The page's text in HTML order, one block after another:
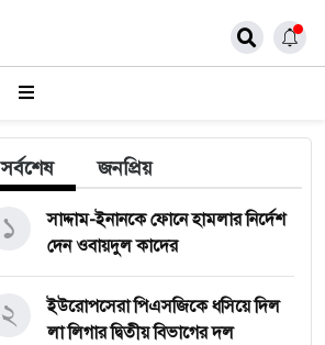
সর্বশেষ জনপ্রিয়
সাদ্দাম-ইনানকে ফোনে হামলার নির্দেশ
দেন ওবায়দুল কাদের
১
ইউরোপসেরা পিএসজিকে ধসিয়ে দিল
লা লিগার দ্বিতীয় বিভাগের দল
২